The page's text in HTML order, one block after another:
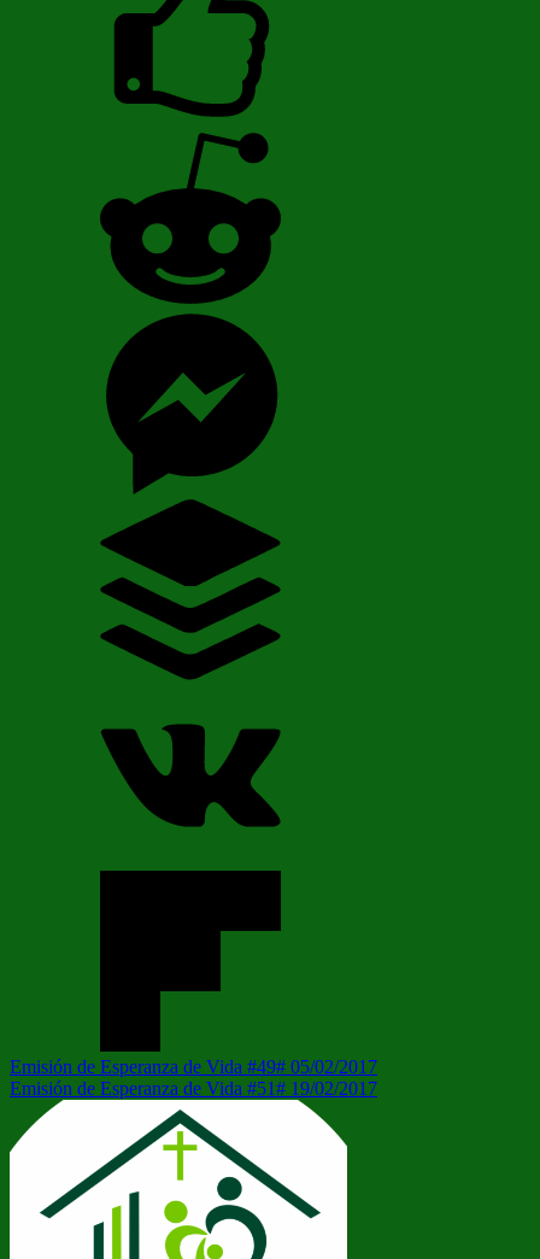
Navegación
de
entradas
Entrada
anterior:
Emisión de Esperanza de Vida #49# 05/02/2017
Siguiente
entrada:
Emisión de Esperanza de Vida #51# 19/02/2017